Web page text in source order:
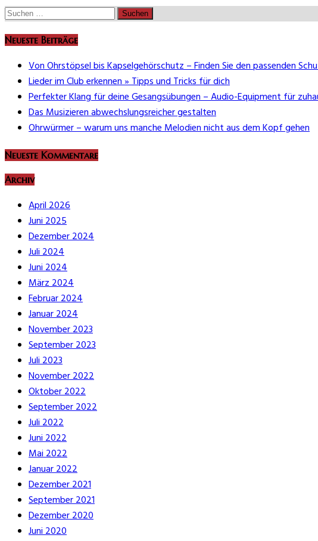
Suchen
Neueste Beiträge
Von Ohrstöpsel bis Kapselgehörschutz – Finden Sie den passenden
Lieder im Club erkennen » Tipps und Tricks für dich
Perfekter Klang für deine Gesangsübungen – Audio-Equipment für
Das Musizieren abwechslungsreicher gestalten
Ohrwürmer – warum uns manche Melodien nicht aus dem Kopf gehen
Neueste Kommentare
Archiv
April 2026
Juni 2025
Dezember 2024
Juli 2024
Juni 2024
März 2024
Februar 2024
Januar 2024
November 2023
September 2023
Juli 2023
November 2022
Oktober 2022
September 2022
Juli 2022
Juni 2022
Mai 2022
Januar 2022
Dezember 2021
September 2021
Dezember 2020
Juni 2020